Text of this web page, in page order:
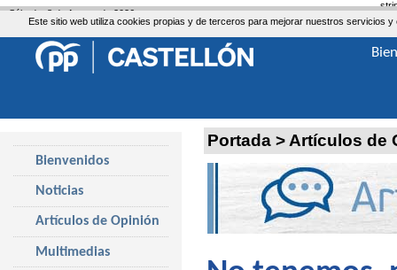
Este sitio web utiliza cookies propias y de terceros para mejorar nuestros servicios
Portada > Artículos de
Bienvenidos
Noticias
Artículos de Opinión
Multimedias
Sábado, 8 de Agosto de 2026